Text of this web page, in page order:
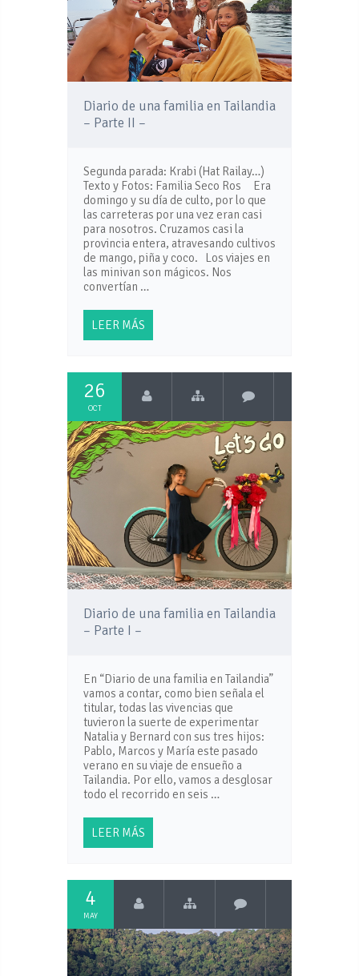
Diario de una familia en Tailandia
– Parte II –
Segunda parada: Krabi (Hat Railay…)
Texto y Fotos: Familia Seco Ros Era
domingo y su día de culto, por lo que
las carreteras por una vez eran casi
para nosotros. Cruzamos casi la
provincia entera, atravesando cultivos
de mango, piña y coco. Los viajes en
las minivan son mágicos. Nos
convertían …
LEER MÁS
26
OCT
Diario de una familia en Tailandia
– Parte I –
En “Diario de una familia en Tailandia”
vamos a contar, como bien señala el
titular, todas las vivencias que
tuvieron la suerte de experimentar
Natalia y Bernard con sus tres hijos:
Pablo, Marcos y María este pasado
verano en su viaje de ensueño a
Tailandia. Por ello, vamos a desglosar
todo el recorrido en seis …
LEER MÁS
4
MAY